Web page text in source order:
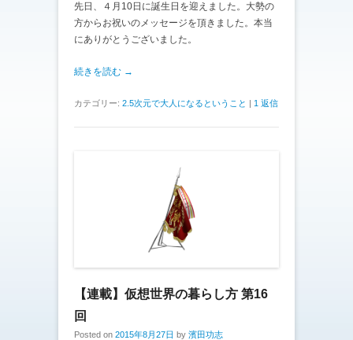
先日、４月10日に誕生日を迎えました。大勢の
方からお祝いのメッセージを頂きました。本当
にありがとうございました。
続きを読む →
カテゴリー: 2.5次元で大人になるということ 1 返信
【連載】仮想世界の暮らし方 第16
回
Posted on 2015年8月27日 by 濱田功志